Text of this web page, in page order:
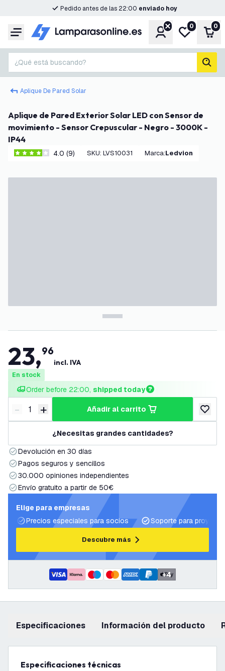
Pedido antes de las 22:00 enviado hoy
Menú CuentaMi lista de
0 0
¿Qué está buscando?
Aplique De Pared Solar
Aplique de Pared Exterior Solar LED con Sensor de
movimiento - Sensor Crepuscular - Negro - 3000K -
IP44
4 estrellas de puntuación
4.0 (9) SKU: LVS10031 Marca: Ledvion
23,96
incl. IVA
En stock
Order before 22:00, shipped today
Disminuir cantidad
- Aumentar cantidad
+ añadir al carrito
añadir
¿Necesitas grandes cantidades?
Devolución en 30 días
Pagos seguros y sencillos
30.000 opiniones independientes
Envío gratuito a partir de 50€
Elige para empresas
Precios especiales para socios
Soporte para
Descubre más
+4
Especificaciones información del producto
Especificaciones técnicas